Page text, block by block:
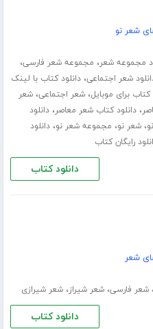
شعر نو
مجموعه شعر، مجموعه شعر فارسی،
شعر اجتماعی،دانلود کتاب با لینک
کتاب برای موبایل،شعر اجتماعی،شعر
،دانلود کتاب شعر معاصر،دانلود
،شعر نو، مجموعه شعر نو،دانلود
رایگان کتاب
دانلود کتاب
شعر
،شعر فارسی،شعر شیراز،شعر شیرازی
دانلود کتاب